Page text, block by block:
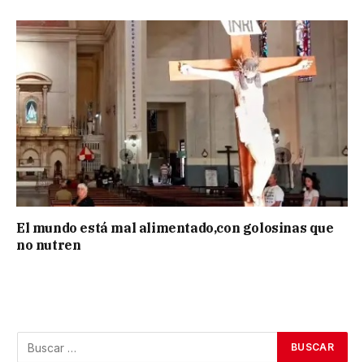
El mundo está mal alimentado,con golosinas que
no nutren